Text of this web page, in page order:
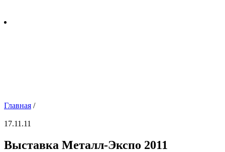
Главная /
17.11.11
Выставка Металл-Экспо 2011